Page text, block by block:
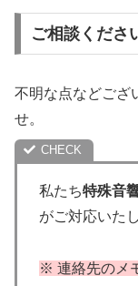
ご相談くださ
不明な点などござ
せ。
私たち特殊音
がご対応いた
※ 連絡先のメ